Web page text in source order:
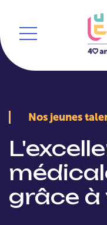
Nos jeunes
grâce à